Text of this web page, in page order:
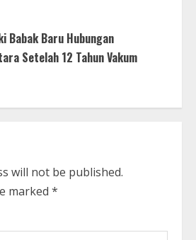
Babak Baru Hubungan
Setelah 12 Tahun Vakum
will not be published.
marked *